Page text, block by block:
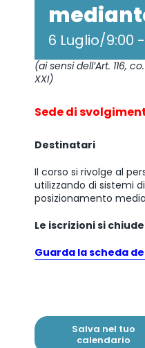
6 Luglio/9:00 -
(ai sensi dell’Art. 116,
XXI)
Sede di
Destinatari
Il corso si rivolge al
utilizzando di sistemi
posizionamento
Le iscrizioni si
Guarda la scheda
Salva nel tuo
calendario